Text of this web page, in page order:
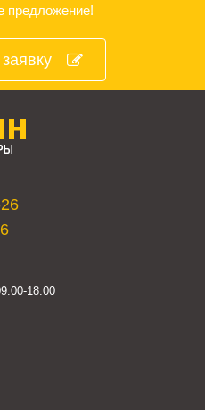
предложение!
18:00